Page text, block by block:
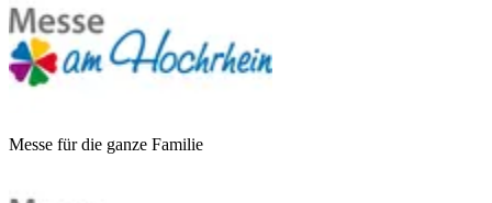
Messe für die ganze Familie